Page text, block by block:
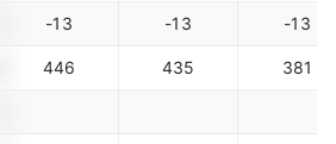
-13 -13 -13
446 435 381